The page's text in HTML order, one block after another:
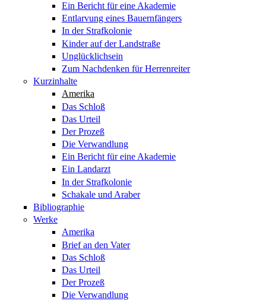
Ein Bericht für eine Akademie
Entlarvung eines Bauernfängers
In der Strafkolonie
Kinder auf der Landstraße
Unglücklichsein
Zum Nachdenken für Herrenreiter
Kurzinhalte
Amerika
Das Schloß
Das Urteil
Der Prozeß
Die Verwandlung
Ein Bericht für eine Akademie
Ein Landarzt
In der Strafkolonie
Schakale und Araber
Bibliographie
Werke
Amerika
Brief an den Vater
Das Schloß
Das Urteil
Der Prozeß
Die Verwandlung